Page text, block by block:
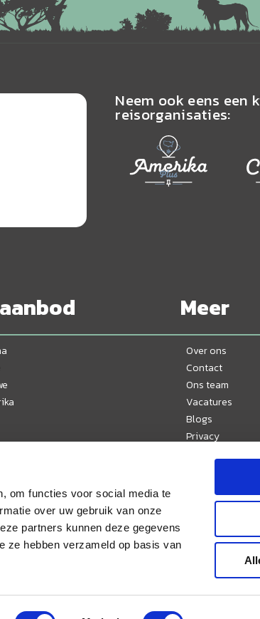
om functies voor social media te
over uw gebruik van onze
partners kunnen deze gegevens
ze hebben verzameld op basis van
Neem ook eens
reisorganisaties:
Meer
Over ons
Contact
Ons team
Vacatures
Blogs
Privacy
Ervaringen
Sitemap
Aangesloten bij & lid